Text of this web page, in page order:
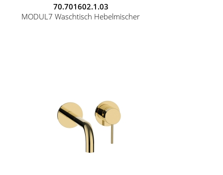
70.701602.1.03
MODUL7 Waschtisch Hebelmischer